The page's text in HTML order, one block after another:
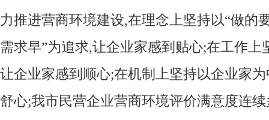
力推进营商环境建设,在理念上坚持以“做的
需求早”为追求,让企业家感到贴心;在工作上
让企业家感到顺心;在机制上坚持以企业家
舒心;我市民营企业营商环境评价满意度连